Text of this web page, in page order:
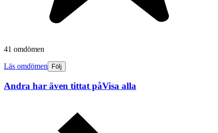
41 omdömen
Läs omdömen Följ
Andra har även tittat påVisa alla